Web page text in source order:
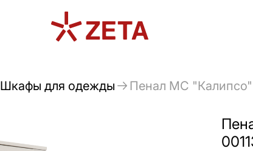
Шкафы для одежды Пенал МС